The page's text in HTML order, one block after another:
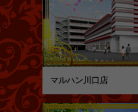
マルハン川口店